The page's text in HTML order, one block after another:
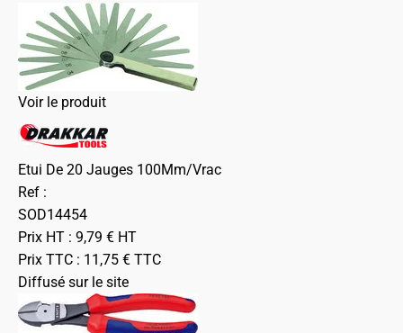
Voir le produit
Etui De 20 Jauges 100Mm/Vrac
Ref :
SOD14454
Prix HT : 9,79 € HT
Prix TTC : 11,75 € TTC
Diffusé sur le site